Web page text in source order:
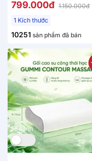
799.000đ 1.150.000đ
1 Kích thước
10251 sản phẩm đã bán
So sánh